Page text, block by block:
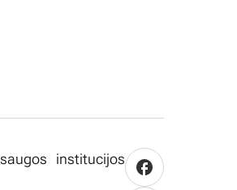
institucijos